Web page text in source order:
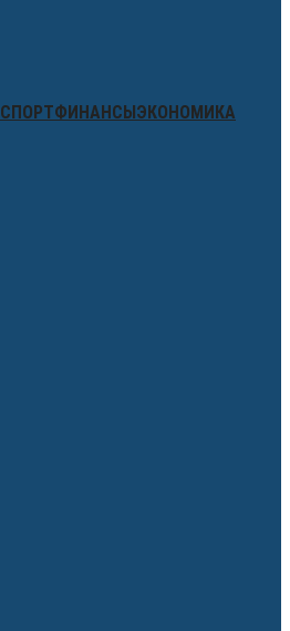
СПОРТФИНАНСЫЭКОНОМИКА